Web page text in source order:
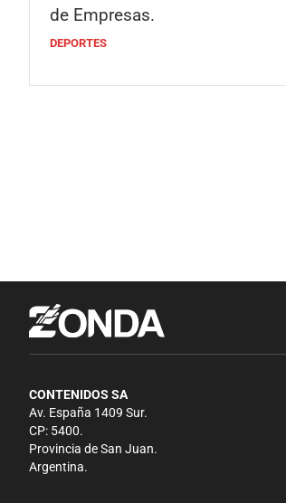
de Empresas.
DEPORTES
CONTENIDOS SA
Av. España 1409 Sur.
CP: 5400.
Provincia de San Juan.
Argentina.